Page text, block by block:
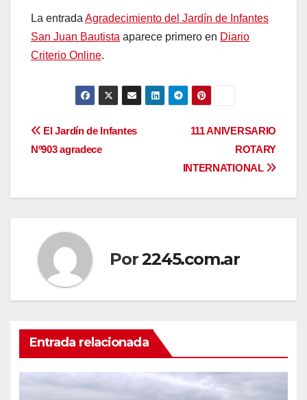
La entrada Agradecimiento del Jardín de Infantes
San Juan Bautista aparece primero en Diario
Criterio Online.
Navegación
entradas
111 ANIVERSARIO
ROTARY
INTERNATIONAL
El Jardín de Infantes
Nº903 agradece
Por2245.com.ar
Entrada relacionada